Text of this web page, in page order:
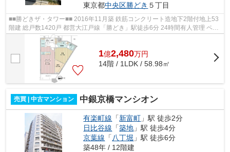
東京都中央区勝どき ５丁目
■■勝どきザ・タワー■■ 2016年11月築 鉄筋コンクリート造地下2階付地上53
階建 総戸数1420戸 都営大江戸線「勝どき」駅徒歩6分 24時間有人管理 ペッ
ト飼育可 ◆◆充実の共有施設（一...
1億2,480万円
14階 / 1LDK / 58.98㎡
売買 | 中古マンション 中銀京橋マンシオン
有楽町線 「新富町 」駅 徒歩2分
日比谷線 「築地 」駅 徒歩4分
京葉線 「 八丁堀 」駅 徒歩6分
築48年 / 12階建